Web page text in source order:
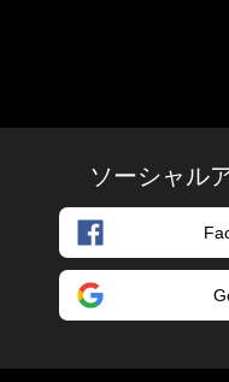
ソーシャル